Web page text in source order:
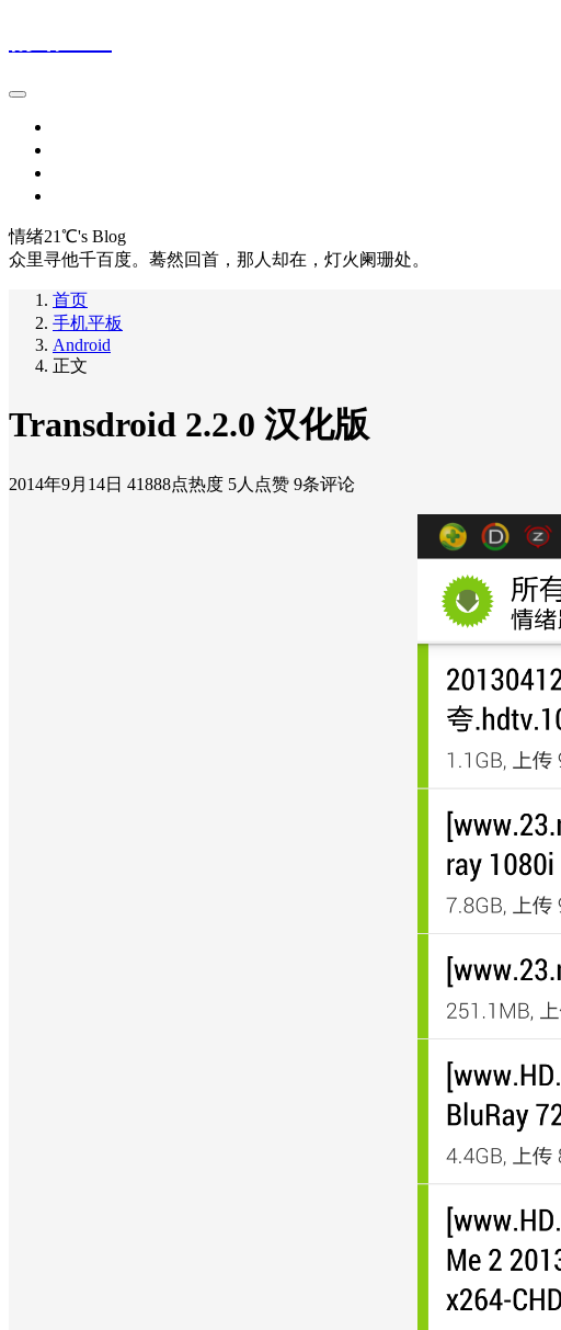
情绪21℃'s Blog
众里寻他千百度。蓦然回首，那人却在，灯火阑珊处。
首页
手机平板
Android
正文
Transdroid 2.2.0 汉化版
2014年9月14日 41888点热度 5人点赞 9条评论